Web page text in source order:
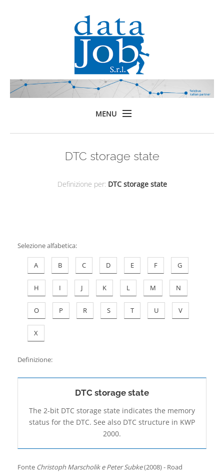
MENU
DTC storage state
Definizione per: DTC storage state
Selezione alfabetica:
A B C D E F G
H I J K L M N
O P R S T U V
X
Definizione:
DTC storage state
The 2-bit DTC storage state indicates the memory
status for the DTC. See also DTC structure in KWP
2000.
Fonte Christoph Marscholik e Peter Subke(2008) - Road